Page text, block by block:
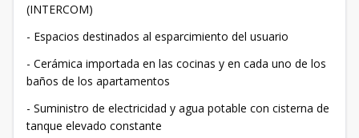
(INTERCOM)
- Espacios destinados al esparcimiento del usuario
- Cerámica importada en las cocinas y en cada uno de los
baños de los apartamentos
- Suministro de electricidad y agua potable con cisterna de
tanque elevado constante